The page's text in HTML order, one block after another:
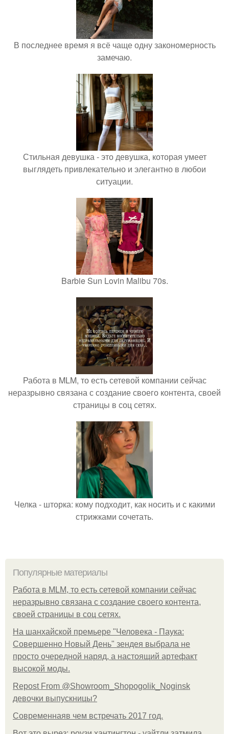
В последнее время я всё чаще одну закономерность
замечаю.
Стильная девушка - это девушка, которая умеет
выглядеть привлекательно и элегантно в любои
ситуации.
Barbie Sun Lovin Malibu 70s.
Работа в MLM, то есть сетевой компании сейчас
неразрывно связана с создание своего контента, своей
страницы в соц сетях.
Челка - шторка: кому подходит, как носить и с какими
стрижками сочетать.
Популярные материалы
Работа в MLM, то есть сетевой компании сейчас
неразрывно связана с создание своего контента,
своей страницы в соц сетях.
На шанхайской премьере "Человека - Паука:
Совершенно Новый День" зендея выбрала не
просто очередной наряд, а настоящий артефакт
высокой моды.
Repost From @Showroom_Shopogolik_Noginsk
девочки выпускницы?
Современнаяв чем встречать 2017 год.